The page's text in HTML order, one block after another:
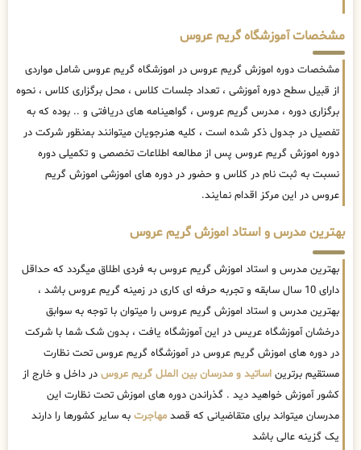
مشخصات آموزشگاه گریم عروس
مشخصات دوره اموزش گریم عروس در اموزشگاه گریم عروس شامل مواردی
از قبیل سطح دوره آموزشی ، تعداد جلسات کلاس ، محل برگزاری کلاس ، نحوه
برگزاری دوره ، مدرس گریم عروس ، گواهینامه های دریافتی و .. بوده که به
تفصیل در جدول ذکر شده است ، کلیه هنرجویان میتوانند بمنظور شرکت در
دوره اموزش گریم عروس پس از مطالعه اطلاعات تخصصی و تکمیلی دوره
نسبت به ثبت نام در کلاس و حضور در دوره های اموزشی اموزش گریم
عروس در این مرکز اقدام نمایند.
بهترین مدرس و استاد اموزش گریم عروس
بهترین مدرس و استاد اموزش گریم عروس به فردی اطلاق میگردد که حداقل
دارای 10 سال سابقه و تجربه حرفه ای کاری در زمینه گریم عروس باشد ،
بهترین مدرس و استاد اموزش گریم عروس را میتوان با توجه به سوابق
درخشان آموزشگاه عریس در این آموزشگاه یافت ، بدون شک شما با شرکت
در دوره های اموزش گریم عروس در آموزشگاه گریم عروس تحت نظارت
مستقیم برترین اساتید و مدرسان بین الملل گریم عروس در داخل و خارج از
کشور آموزش خواهید دید . گذراندن دوره های اموزش تحت نظارت این
مدرسان میتواند برای متقاضیانی که قصد مهاجرت به سایر کشورها را دارند
یک گزینه عالی باشد